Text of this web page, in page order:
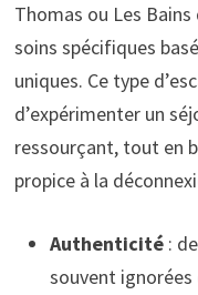
Thomas ou Les
soins spécifiques
uniques. Ce type
d’expérimenter un
ressourçant, tout en
propice à la
Authenticité:
souvent ignorées